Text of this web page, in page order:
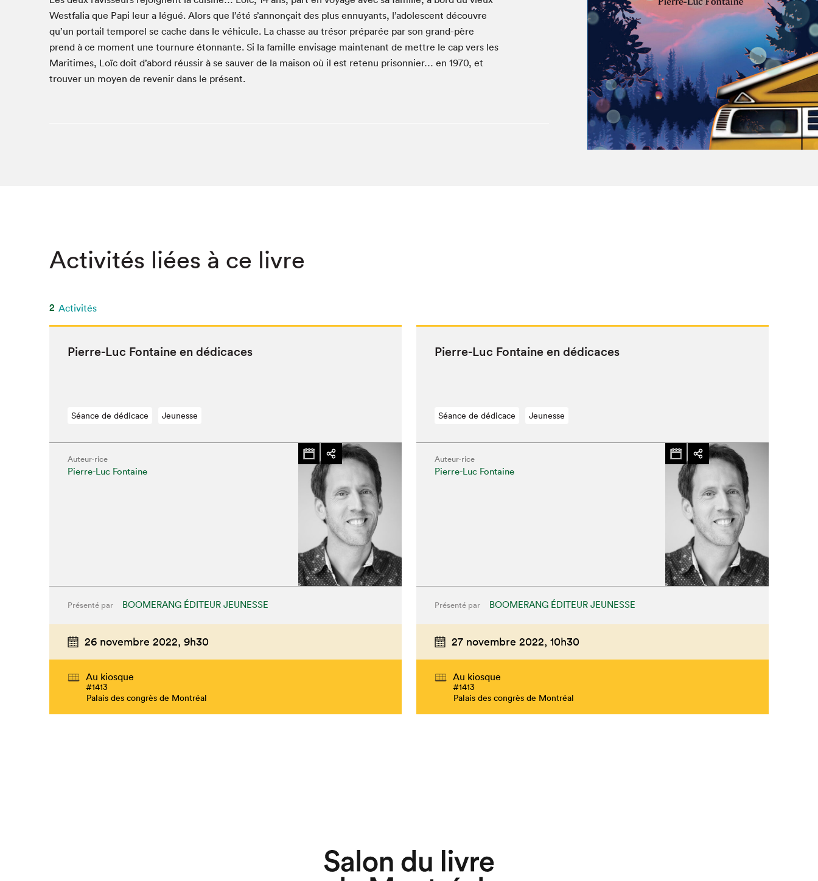
Studio Radio-Canada
Club de lecture Braindate
Matinées scolaires
Communication-Jeunesse au Salon
Les matins Petits bonheurs (0-5 ans)
Le Salon dans ta classe
Espace Lis-moi MTL (12-18 ans)
La Maison des libraires
Le grand jeu de lecture à voix haute du Salon
SLM 2021
SLM 2019
SLM 2018
Le Salon dans la ville, espace
organisateur⋅rice
> SLM Pro
Que cherchez-vous?
Fermer
West­falia que Papi leur a légué. Alors que l’été s’annonçait des plus ennuyants, l’adolescent décou­vre
qu’un por­tail tem­porel se cache dans le véhicule. La chas­se au tré­sor pré­parée par son grand-père
prend à ce moment une tour­nure éton­nante. Si la famille envis­age main­tenant de met­tre le cap vers les
Mar­itimes, Loïc doit d’abord réus­sir à se sauver de la mai­son où il est retenu pris­on­nier… en 1970, et
trou­ver un moyen de revenir dans le présent.
Activités liées à ce livre
2 Activités
Pierre-Luc Fontaine en dédicaces
Séance de dédicace Jeunesse
Auteur·rice
Pierre-Luc Fontaine
Présenté par BOOMERANG ÉDITEUR JEUNESSE
26 novembre 2022, 9h30
Au kiosque
#1413
Palais des congrès de Montréal
Pierre-Luc Fontaine en dédicaces
Séance de dédicace Jeunesse
Auteur·rice
Pierre-Luc Fontaine
Présenté par BOOMERANG ÉDITEUR JEUNESSE
27 novembre 2022, 10h30
Au kiosque
#1413
Palais des congrès de Montréal